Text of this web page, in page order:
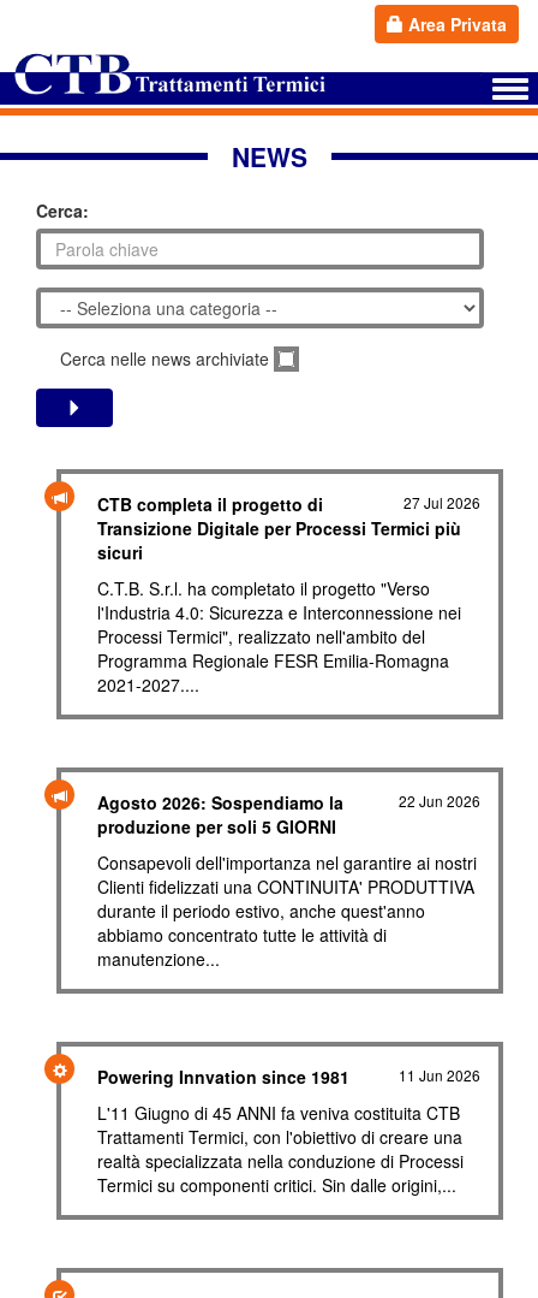
Area Privata
NEWS
Cerca:
Cerca nelle news archiviate
27 Jul 2026
CTB completa il progetto di
Transizione Digitale per Processi Termici più
sicuri
C.T.B. S.r.l. ha completato il progetto "Verso
l'Industria 4.0: Sicurezza e Interconnessione nei
Processi Termici", realizzato nell'ambito del
Programma Regionale FESR Emilia-Romagna
2021-2027....
22 Jun 2026
Agosto 2026: Sospendiamo la
produzione per soli 5 GIORNI
Consapevoli dell'importanza nel garantire ai nostri
Clienti fidelizzati una CONTINUITA' PRODUTTIVA
durante il periodo estivo, anche quest'anno
abbiamo concentrato tutte le attività di
manutenzione...
11 Jun 2026
Powering Innvation since 1981
L'11 Giugno di 45 ANNI fa veniva costituita CTB
Trattamenti Termici, con l'obiettivo di creare una
realtà specializzata nella conduzione di Processi
Termici su componenti critici. Sin dalle origini,...